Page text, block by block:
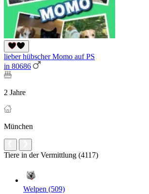
lieber hübscher Momo auf PS
in 80686
2 Jahre
München
Tiere in der Vermittlung (4117)
Welpen (509)